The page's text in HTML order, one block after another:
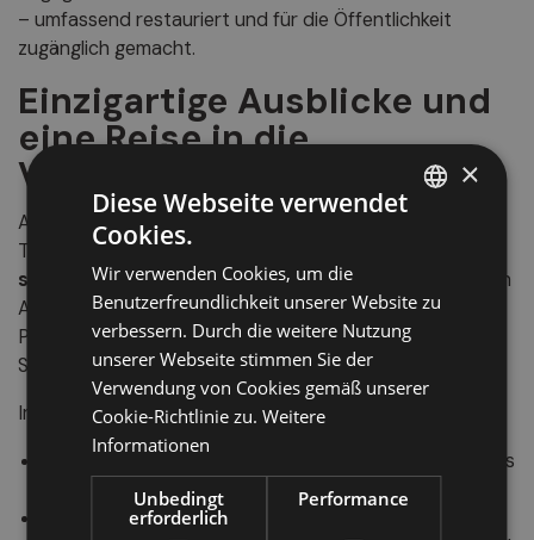
– umfassend restauriert und für die Öffentlichkeit
zugänglich gemacht.
Einzigartige Ausblicke und
eine Reise in die
Vergangenheit
Am Übergang von der
Talebene gelegen, bietet das Schloss einen
spektakulären Blick auf den Vinschgau
. Umgeben von
Apfelgärten und Weinreben entfaltet sich hier ein
Panorama, das die geschichtsträchtige Burg perfekt in
Szene setzt.
Im Inneren erwarten die Besucher:
freskengeschmückte Kapelle
mit Malereien aus
dem 14. und 16. Jahrhundert, restauriert im Jahr 2011
alte Kuchl(Südküche) im südlichen Bereich
×
Diese Webseite verwendet
Cookies.
Wir verwenden Cookies, um die
Benutzerfreundlichkeit unserer Website zu
verbessern. Durch die weitere Nutzung
unserer Webseite stimmen Sie der
Verwendung von Cookies gemäß unserer
Cookie-Richtlinie zu. Weitere
Informationen
Unbedingt
erforderlich
Performance